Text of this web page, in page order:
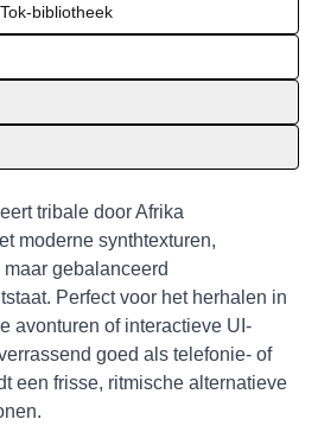
bibliotheek
tribale door Afrika
moderne synthtexturen,
gebalanceerd
Perfect voor het herhalen in
avonturen of interactieve UI-
goed als telefonie- of
een frisse, ritmische alternatieve